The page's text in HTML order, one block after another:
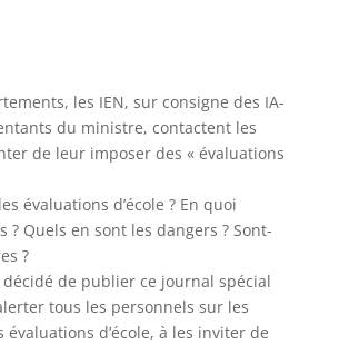
les IEN, sur consigne des IA-
du ministre, contactent les
de leur imposer des « évaluations
évaluations d’école ? En quoi
? Quels en sont les dangers ? Sont-
?
décidé de publier ce journal spécial
tous les personnels sur les
évaluations d’école, à les inviter de